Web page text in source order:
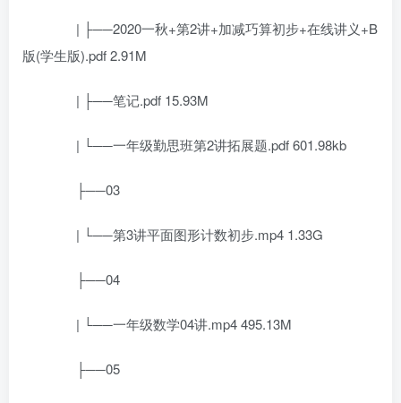
| ├──2020一秋+第2讲+加减巧算初步+在线讲义+B
版(学生版).pdf 2.91M
| ├──笔记.pdf 15.93M
| └──一年级勤思班第2讲拓展题.pdf 601.98kb
├──03
| └──第3讲平面图形计数初步.mp4 1.33G
├──04
| └──一年级数学04讲.mp4 495.13M
├──05